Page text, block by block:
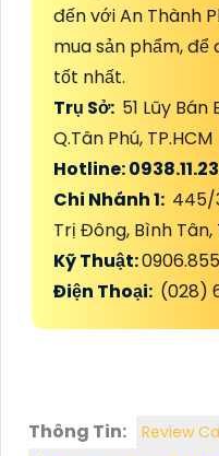
đến với An Thành
mua sản phẩm,
tốt nhất.
Trụ Sở: 51 Lũy Bán
Q.Tân Phú, TP.HCM
Hotline:
Chi Nhánh 1: 445/
Trị Đông, Bình Tân,
Kỹ Thuật:
Điện Thoại: (028)
Thông Tin: Review